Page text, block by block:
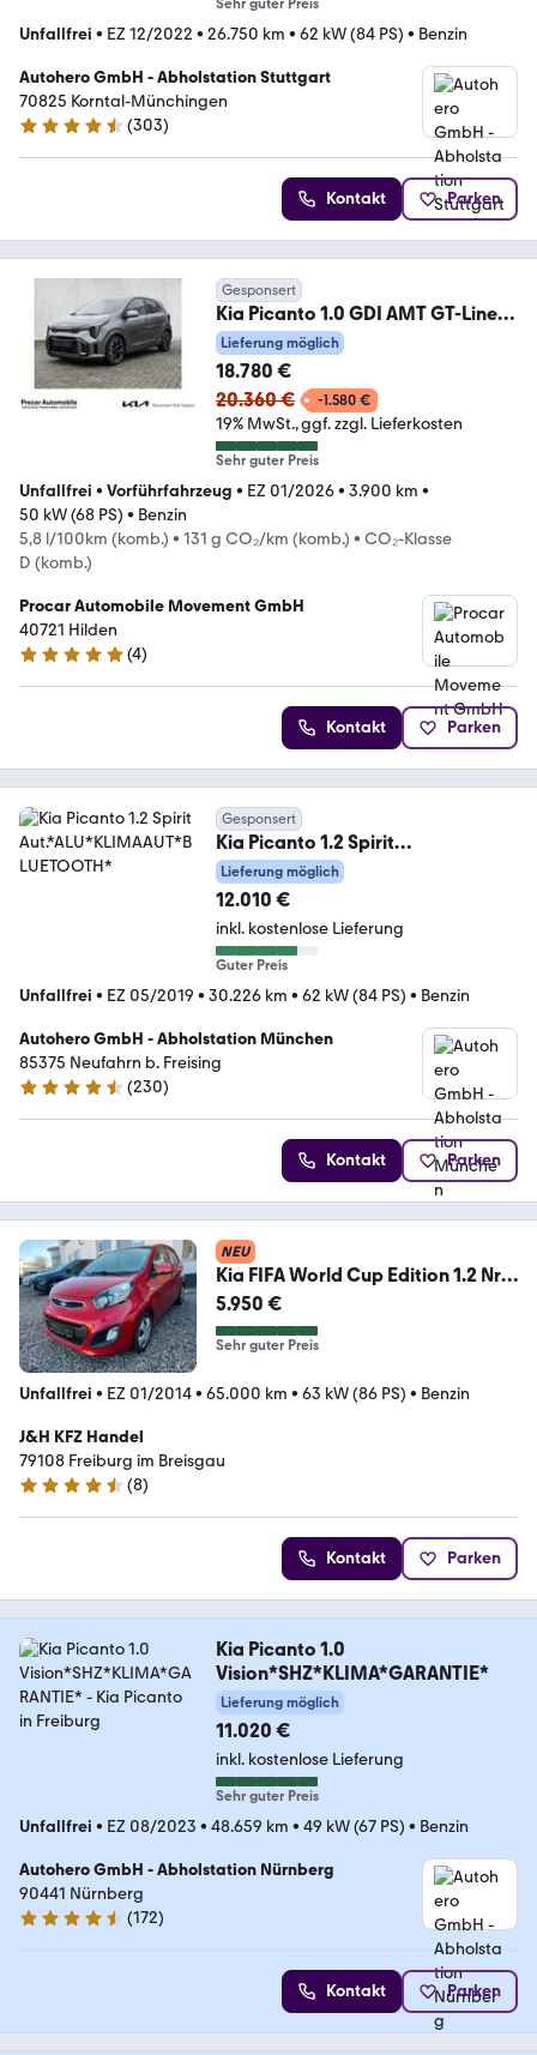
Sehr guter Preis
Unfallfrei • EZ 12/2022 • 26.750 km • 62 kW (84 PS) • Benzin
Autohero GmbH - Abholstation Stuttgart
70825 Korntal-Münchingen
4.4 Sterne
(303)
Kontakt Parken
Gesponsert
Kia Picanto 1.0 GDI AMT GT-Line
Navi, Kamera, PDC, K
Lieferung möglich
18.780 €
20.360 €
-1.580 €
19% MwSt. ggf. zzgl. Lieferkosten
Sehr guter Preis
Unfallfrei • Vorführfahrzeug • EZ 01/2026• 3.900 km •
50 kW (68 PS) • Benzin
5,8 l/100km (komb.) • 131 g CO₂/km (komb.) • CO₂-Klasse
D (komb.)
Procar Automobile Movement GmbH
40721 Hilden
4.8 Sterne
(4)
Kontakt Parken
Gesponsert
Kia Picanto 1.2 Spirit
Aut.*ALU*KLIMAAUT*BLUETOOTH
*
Lieferung möglich
12.010 €
inkl. kostenlose Lieferung
Guter Preis
Unfallfrei • EZ 05/2019 • 30.226 km • 62 kW (84 PS) • Benzin
Autohero GmbH - Abholstation München
85375 Neufahrn b. Freising
4.4 Sterne
(230)
Kontakt Parken
NEU
Kia FIFA World Cup Edition 1.2 Nr.
2
5.950 €
Sehr guter Preis
Unfallfrei • EZ 01/2014• 65.000 km • 63 kW (86 PS) • Benzin
J&H KFZ Handel
79108 Freiburg im Breisgau
4.4 Sterne
(8)
Kontakt Parken
Kia Picanto 1.0
Vision*SHZ*KLIMA*GARANTIE*
Lieferung möglich
11.020 €
inkl. kostenlose Lieferung
Sehr guter Preis
Unfallfrei • EZ 08/2023 • 48.659 km • 49 kW (67 PS) • Benzin
Autohero GmbH - Abholstation Nürnberg
90441 Nürnberg
4.5 Sterne
(172)
Kontakt Parken